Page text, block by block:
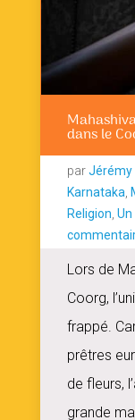
dans le
parJérémy|
Karnataka
Religion
Lors de
Coorg,
frappé.
prêtres
de fleurs,
grande